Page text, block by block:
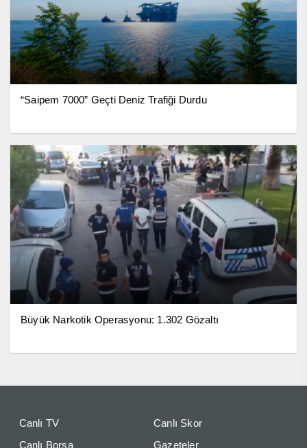
“Saipem 7000” Geçti Deniz Trafiği Durdu
Büyük Narkotik Operasyonu: 1.302 Gözaltı
Canlı TV
Canlı Skor
Canlı Borsa
Gazeteler